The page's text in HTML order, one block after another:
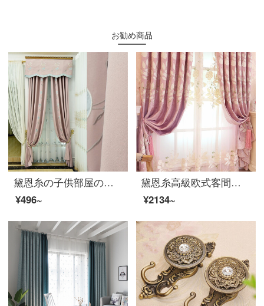
お勧め商品
黛恩糸の子供部屋のカーテンピンクのアニメかわいい小鳥の刺繍は簡単で現代の小清新なカーテンの布のオーダーメイドの小鳥のレースの幅0.65メートルは高いものを買って何メートルを要して何枚を撮りますか？
¥496~
黛恩糸高級欧式客間寝室のシニール刺繍のカーテンが完成したカーテンのピンクがカーテンのようになっています。
¥2134~